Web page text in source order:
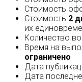
Стоимость
Стоимость 2
их
Количество
Время на
ограничено
Дата
Дата